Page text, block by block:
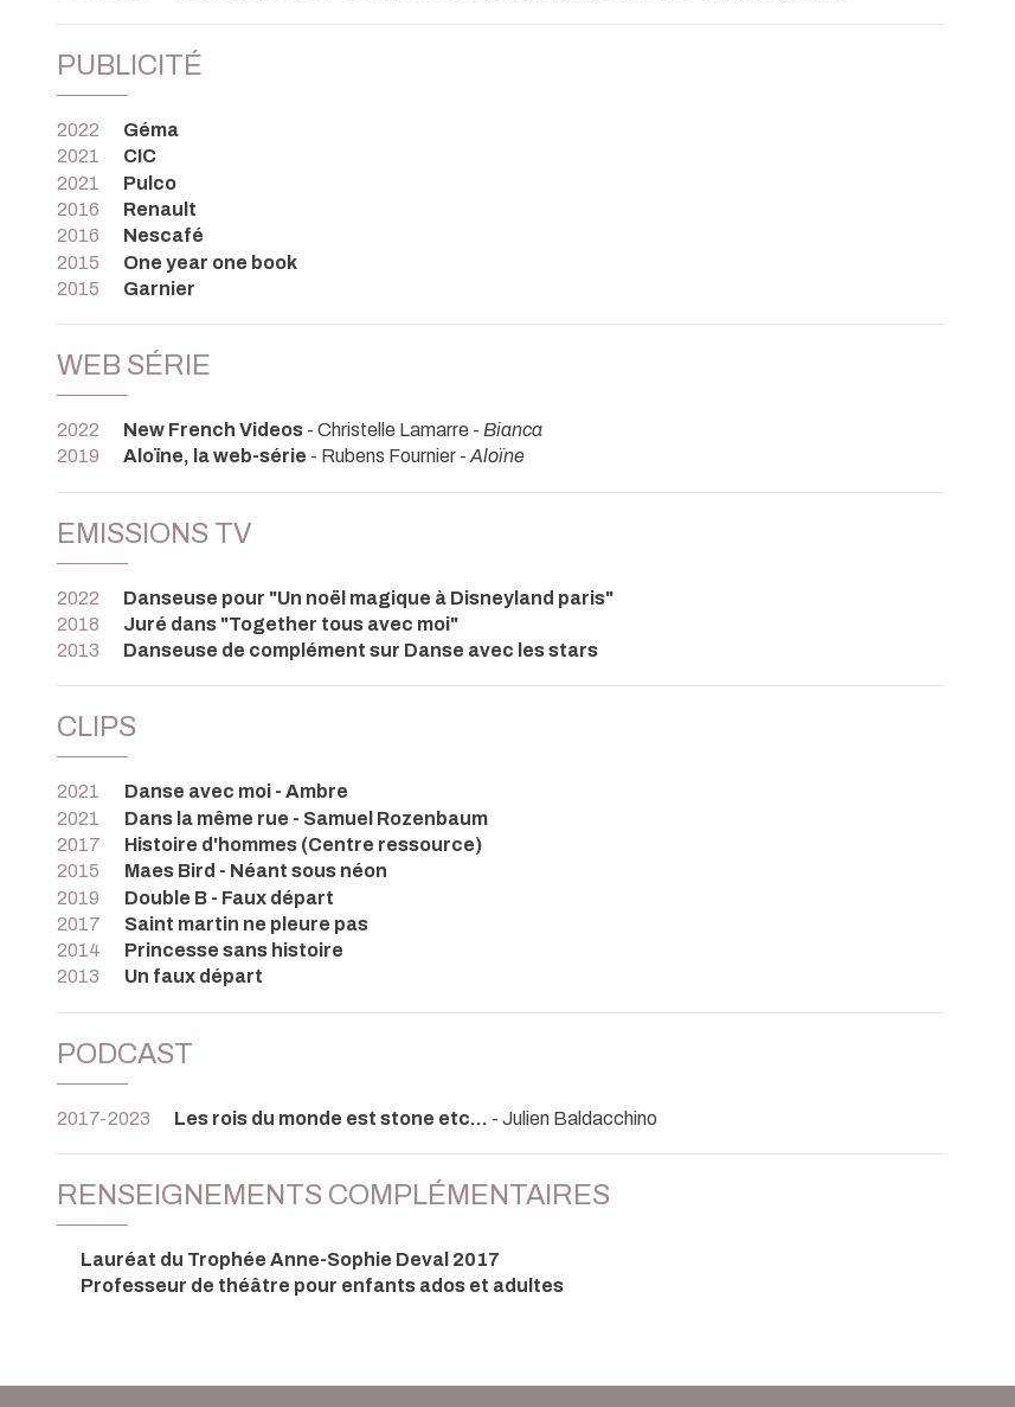
PUBLICITÉ
2022
Géma
2021
CIC
2021
Pulco
2016
Renault
2016
Nescafé
2015
One year one book
2015
Garnier
WEB SÉRIE
2022 New French Videos - Christelle Lamarre - Bianca
2019
Aloïne, la web-série - Rubens Fournier -Aloïne
EMISSIONS TV
2022
Danseuse pour "Un noël magique à Disneyland paris"
2018
Juré dans "Together tous avec moi"
2013
Danseuse de complément sur Danse avec les stars
CLIPS
2021
Danse avec moi - Ambre
2021
Dans la même rue - Samuel Rozenbaum
2017
Histoire d'hommes (Centre ressource)
2015
Maes Bird - Néant sous néon
2019
Double B - Faux départ
2017
Saint martin ne pleure pas
2014
Princesse sans histoire
2013
Un faux départ
PODCAST
2017-2023 Les rois du monde est stone etc... - Julien Baldacchino
RENSEIGNEMENTS COMPLÉMENTAIRES
Lauréat du Trophée Anne-Sophie Deval 2017
Professeur de théâtre pour enfants ados et adultes